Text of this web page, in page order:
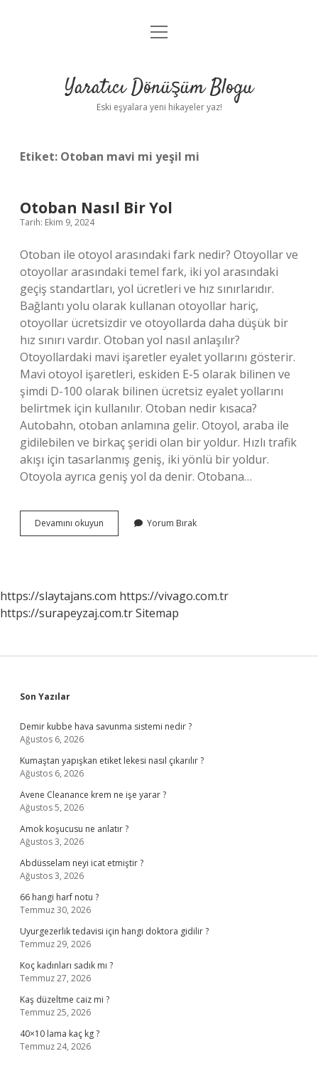
Anasayfa
Yasal Uyarı
menüyü
Yaratıcı Dönüşüm Blogu
Eski eşyalara yeni hikayeler yaz!
Etiket: Otoban mavi mi yeşil mi
Otoban Nasıl Bir Yol
Tarih: Ekim 9, 2024
Otoban ile otoyol arasındaki fark nedir? Otoyollar ve
otoyollar arasındaki temel fark, iki yol arasındaki
geçiş standartları, yol ücretleri ve hız sınırlarıdır.
Bağlantı yolu olarak kullanan otoyollar hariç,
otoyollar ücretsizdir ve otoyollarda daha düşük bir
hız sınırı vardır. Otoban yol nasıl anlaşılır?
Otoyollardaki mavi işaretler eyalet yollarını gösterir.
Mavi otoyol işaretleri, eskiden E-5 olarak bilinen ve
şimdi D-100 olarak bilinen ücretsiz eyalet yollarını
belirtmek için kullanılır. Otoban nedir kısaca?
Autobahn, otoban anlamına gelir. Otoyol, araba ile
gidilebilen ve birkaç şeridi olan bir yoldur. Hızlı trafik
akışı için tasarlanmış geniş, iki yönlü bir yoldur.
Otoyola ayrıca geniş yol da denir. Otobana…
Devamını okuyun
Nasıl
Yorum Bırak
https://slaytajans.com https://vivago.com.tr
https://surapeyzaj.com.trSitemap
Sidebar
Son Yazılar
Demir kubbe hava savunma sistemi nedir ?
Ağustos 6, 2026
Kumaştan yapışkan etiket lekesi nasıl çıkarılır ?
Ağustos 6, 2026
Avene Cleanance krem ne işe yarar ?
Ağustos 5, 2026
Amok koşucusu ne anlatır ?
Ağustos 3, 2026
Abdüsselam neyi icat etmiştir ?
Ağustos 3, 2026
66 hangi harf notu ?
Temmuz 30, 2026
Uyurgezerlik tedavisi için hangi doktora gidilir ?
Temmuz 29, 2026
Koç kadınları sadık mı ?
Temmuz 27, 2026
Kaş düzeltme caiz mi ?
Temmuz 25, 2026
40×10 lama kaç kg ?
Temmuz 24, 2026